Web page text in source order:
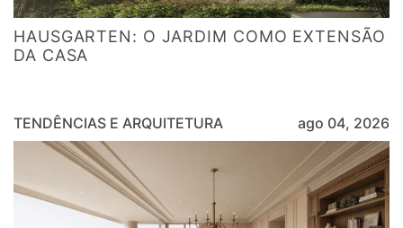
HAUSGARTEN: O JARDIM COMO EXTENSÃO
DA CASA
TENDÊNCIAS E ARQUITETURA ago 04, 2026